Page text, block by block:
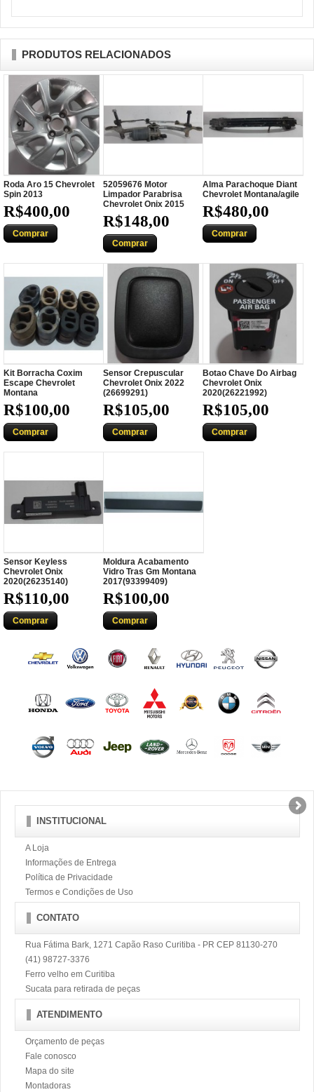
PRODUTOS RELACIONADOS
Roda Aro 15 Chevrolet
Spin 2013
R$400,00
Comprar
52059676 Motor
Limpador Parabrisa
Chevrolet Onix 2015
R$148,00
Comprar
Alma Parachoque Diant
Chevrolet Montana/agile
R$480,00
Comprar
Kit Borracha Coxim
Escape Chevrolet
Montana
R$100,00
Comprar
Sensor Crepuscular
Chevrolet Onix 2022
(26699291)
R$105,00
Comprar
Botao Chave Do Airbag
Chevrolet Onix
2020(26221992)
R$105,00
Comprar
Sensor Keyless
Chevrolet Onix
2020(26235140)
R$110,00
Comprar
Moldura Acabamento
Vidro Tras Gm Montana
2017(93399409)
R$100,00
Comprar
INSTITUCIONAL
A Loja
Informações de Entrega
Política de Privacidade
Termos e Condições de Uso
CONTATO
Rua Fátima Bark, 1271 Capão Raso Curitiba - PR CEP 81130-270
(41) 98727-3376
Ferro velho em Curitiba
Sucata para retirada de peças
ATENDIMENTO
Orçamento de peças
Fale conosco
Mapa do site
Montadoras